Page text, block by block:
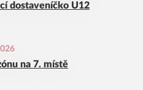
dostaveníčko U12
na 7. místě